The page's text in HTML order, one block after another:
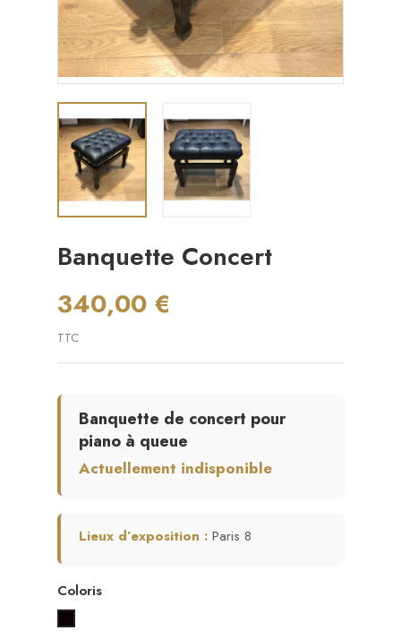
Banquette Concert
340,00 €
TTC
Banquette de concert pour
piano à queue
Actuellement indisponible
Lieux d’exposition : Paris 8
Coloris